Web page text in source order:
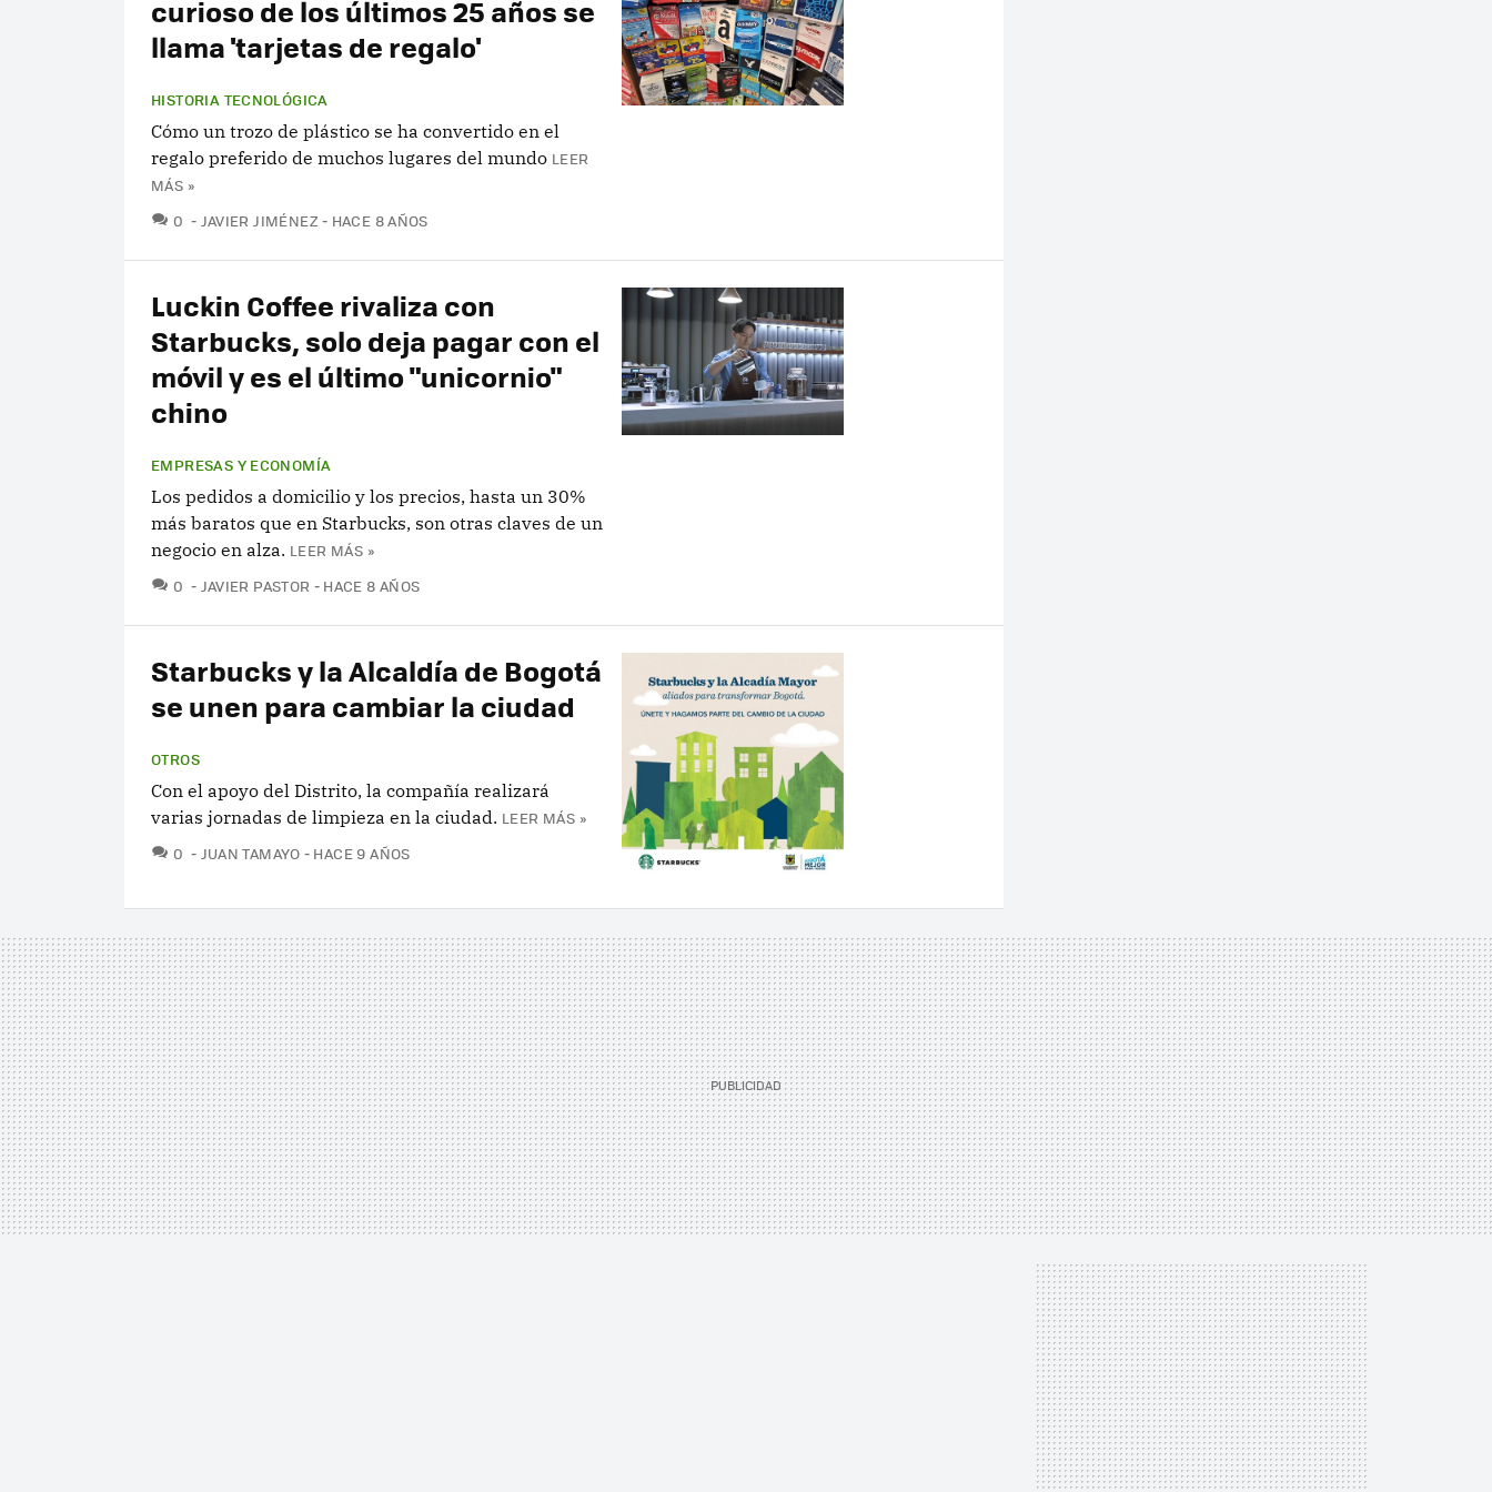
curioso de los últimos 25 años se
llama 'tarjetas de regalo'
HISTORIA TECNOLÓGICA
Cómo un trozo de plástico se ha convertido en el
regalo preferido de muchos lugares del mundo LEER
MÁS »
0 COMENTARIOS
JAVIER JIMÉNEZ HACE 8 AÑOS
Luckin Coffee rivaliza con
Starbucks, solo deja pagar con el
móvil y es el último "unicornio"
chino
EMPRESAS Y ECONOMÍA
Los pedidos a domicilio y los precios, hasta un 30%
más baratos que en Starbucks, son otras claves de un
negocio en alza. LEER MÁS »
0 COMENTARIOS
JAVIER PASTOR HACE 8 AÑOS
Starbucks y la Alcaldía de Bogotá
se unen para cambiar la ciudad
OTROS
Con el apoyo del Distrito, la compañía realizará
varias jornadas de limpieza en la ciudad. LEER MÁS »
0 COMENTARIOS
JUAN TAMAYO HACE 9 AÑOS